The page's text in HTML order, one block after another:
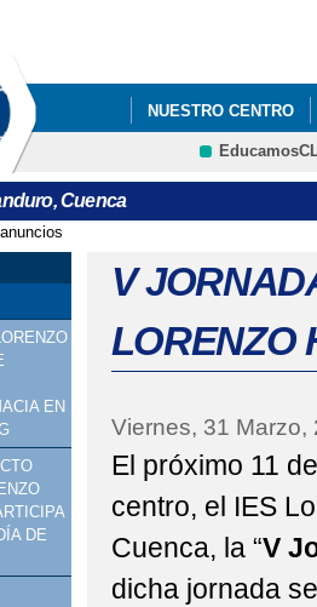
NUESTRO CENTRO
FORMACIÓN
Cuenca
aquí
EN
DE
V
LORENZO
Viernes, 31 Marzo,
El próximo 11
centro, el IES
Cuenca, la “V
dicha jornada